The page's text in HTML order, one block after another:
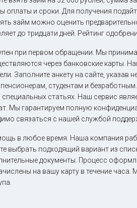
оплаты и сроки. Для получения
займ можно оценить
до тридцати дней. Рейтинг
при первом обращении. Мы
через банковские карты.
Заполните анкету на сайте,
студентам и
статьях. Наш сервис
Мы гарантируем полную
связаться с нашей службой
в любое время. Наша компания
выбрать подходящий вариант из
документы. Процесс
на вашу карту в течение